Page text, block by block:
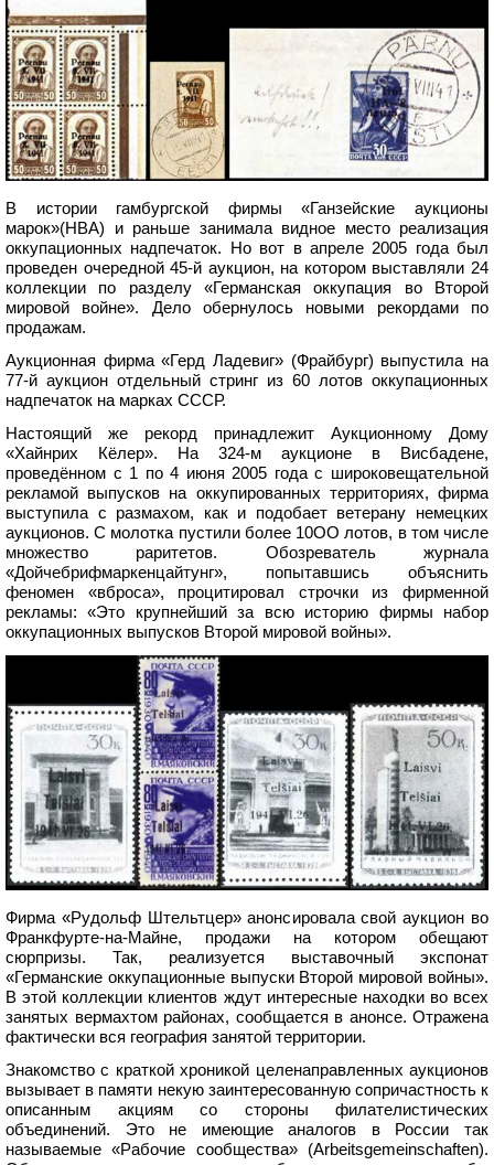
В истории гамбургской фирмы «Ганзейские аукционы
марок»(НВА) и раньше занимала видное место реализация
оккупационных надпечаток. Но вот в апреле 2005 года был
проведен очередной 45-й аукцион, на котором выставляли 24
коллекции по разделу «Германская оккупация во Второй
мировой войне». Дело обернулось новыми рекордами по
продажам.
Аукционная фирма «Герд Ладевиг» (Фрайбург) выпустила на
77-й аукцион отдельный стринг из 60 лотов оккупационных
надпечаток на марках СССР.
Настоящий же рекорд принадлежит Аукционному Дому
«Хайнрих Кёлер». На 324-м аукционе в Висбадене,
проведённом с 1 по 4 июня 2005 года с широковещательной
рекламой выпусков на оккупированных территориях, фирма
выступила с размахом, как и подобает ветерану немецких
аукционов. С молотка пустили более 10ОО лотов, в том числе
множество раритетов. Обозреватель журнала
«Дойчебрифмаркенцайтунг», попытавшись объяснить
феномен «вброса», процитировал строчки из фирменной
рекламы: «Это крупнейший за всю историю фирмы набор
оккупационных выпусков Второй мировой войны».
Фирма «Рудольф Штельтцер» анонсировала свой аукцион во
Франкфурте-на-Майне, продажи на котором обещают
сюрпризы. Так, реализуется выставочный экспонат
«Германские оккупационные выпуски Второй мировой войны».
В этой коллекции клиентов ждут интересные находки во всех
занятых вермахтом районах, сообщается в анонсе. Отражена
фактически вся география занятой территории.
Знакомство с краткой хроникой целенаправленных аукционов
вызывает в памяти некую заинтересованную сопричастность к
описанным акциям со стороны филателистических
объединений. Это не имеющие аналогов в России так
называемые «Рабочие сообщества» (Arbeitsgemeinschaften).